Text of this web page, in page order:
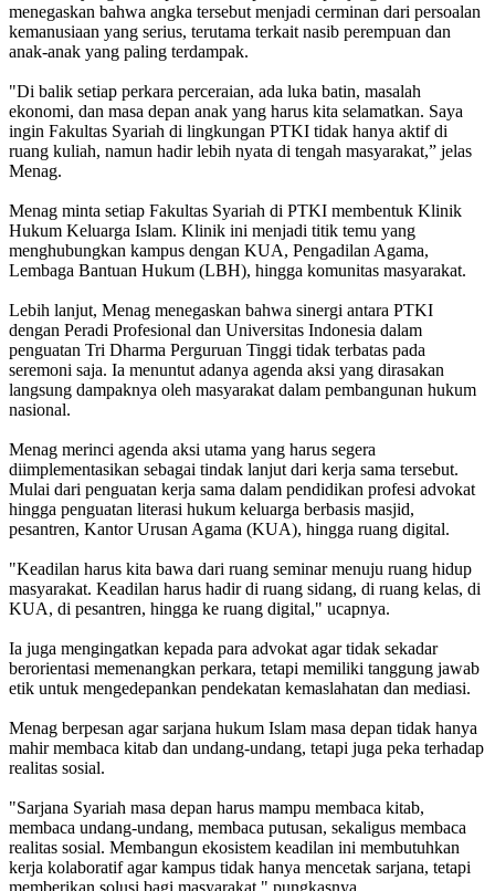
menegaskan bahwa angka tersebut menjadi cerminan dari persoalan
kemanusiaan yang serius, terutama terkait nasib perempuan dan
anak-anak yang paling terdampak.
"Di balik setiap perkara perceraian, ada luka batin, masalah
ekonomi, dan masa depan anak yang harus kita selamatkan. Saya
ingin Fakultas Syariah di lingkungan PTKI tidak hanya aktif di
ruang kuliah, namun hadir lebih nyata di tengah masyarakat,” jelas
Menag.
Menag minta setiap Fakultas Syariah di PTKI membentuk Klinik
Hukum Keluarga Islam. Klinik ini menjadi titik temu yang
menghubungkan kampus dengan KUA, Pengadilan Agama,
Lembaga Bantuan Hukum (LBH), hingga komunitas masyarakat.
Lebih lanjut, Menag menegaskan bahwa sinergi antara PTKI
dengan Peradi Profesional dan Universitas Indonesia dalam
penguatan Tri Dharma Perguruan Tinggi tidak terbatas pada
seremoni saja. Ia menuntut adanya agenda aksi yang dirasakan
langsung dampaknya oleh masyarakat dalam pembangunan hukum
nasional.
Menag merinci agenda aksi utama yang harus segera
diimplementasikan sebagai tindak lanjut dari kerja sama tersebut.
Mulai dari penguatan kerja sama dalam pendidikan profesi advokat
hingga penguatan literasi hukum keluarga berbasis masjid,
pesantren, Kantor Urusan Agama (KUA), hingga ruang digital.
"Keadilan harus kita bawa dari ruang seminar menuju ruang hidup
masyarakat. Keadilan harus hadir di ruang sidang, di ruang kelas, di
KUA, di pesantren, hingga ke ruang digital," ucapnya.
Ia juga mengingatkan kepada para advokat agar tidak sekadar
berorientasi memenangkan perkara, tetapi memiliki tanggung jawab
etik untuk mengedepankan pendekatan kemaslahatan dan mediasi.
Menag berpesan agar sarjana hukum Islam masa depan tidak hanya
mahir membaca kitab dan undang-undang, tetapi juga peka terhadap
realitas sosial.
"Sarjana Syariah masa depan harus mampu membaca kitab,
membaca undang-undang, membaca putusan, sekaligus membaca
realitas sosial. Membangun ekosistem keadilan ini membutuhkan
kerja kolaboratif agar kampus tidak hanya mencetak sarjana, tetapi
memberikan solusi bagi masyarakat," pungkasnya.